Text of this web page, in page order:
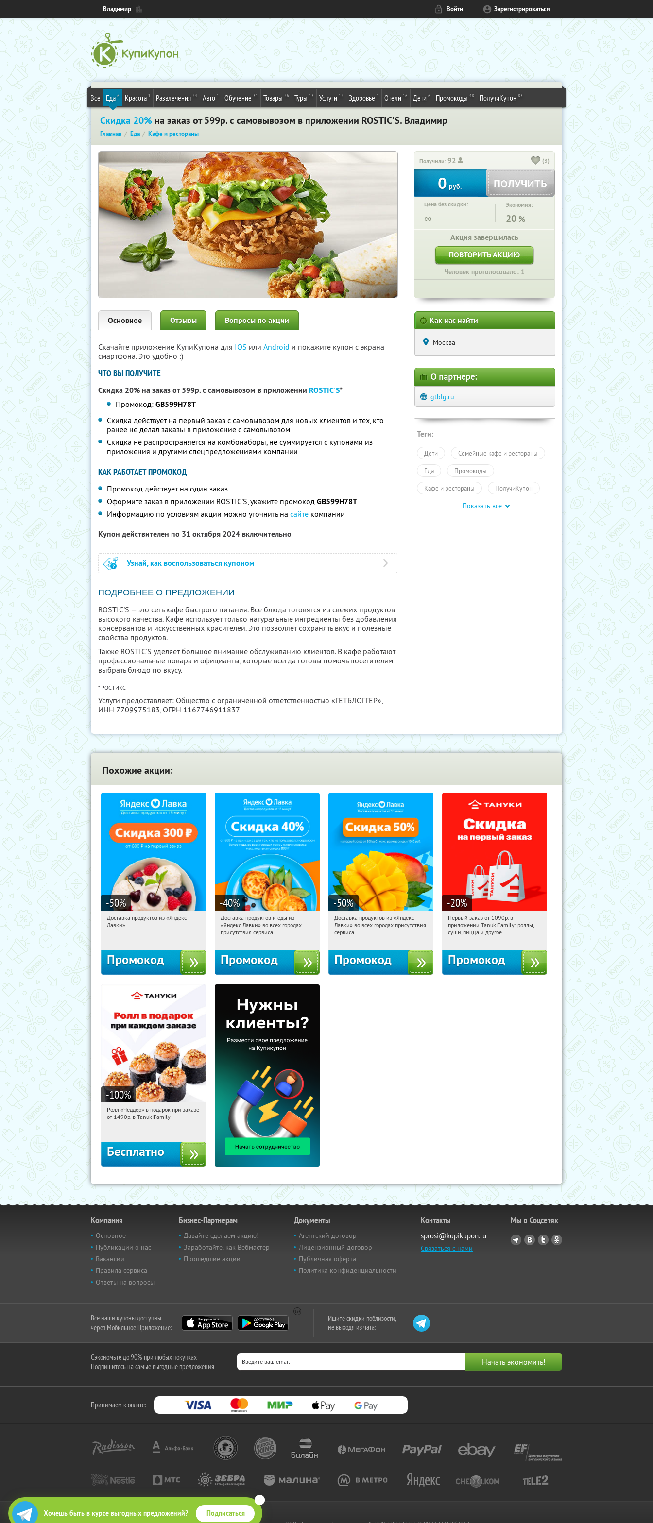
Хочешь быть в курсе выгодных предложений? Подписаться
Владимир Войти Зарегистрироваться
Все Еда 6 Красота 1 Развлечения 24 Авто 1 Обучение 31 Товары 26 Туры 13 Услуги 12 Здоровье 1 Отели 16 Дети 6 Промокоды 48 ПолучиКупон 83
Скидка 20% на заказ от 599р. с самовывозом в приложении ROSTIC'S. Владимир
Главная Еда Кафе и рестораны
Получили:92 (3)
0 руб. ПОЛУЧИТЬ
Цена без скидки:
∞
Экономия:
20 %
Акция завершилась
ПОВТОРИТЬ АКЦИЮ
Человек проголосовало: 1
Основное Отзывы Вопросы по акции
Скачайте приложение КупиКупона для IOS или Android и покажите купон с экрана
смартфона. Это удобно :)
ЧТО ВЫ ПОЛУЧИТЕ
Скидка 20% на заказ от 599р. с самовывозом в приложении ROSTIC'S*
Промокод:GB599H78T
Скидка действует на первый заказ с самовывозом для новых клиентов и тех, кто
ранее не делал заказы в приложение с самовывозом
Скидка не распространяется на комбонаборы, не суммируется с купонами из
приложения и другими спецпредложениями компании
КАК РАБОТАЕТ ПРОМОКОД
Промокод действует на один заказ
Оформите заказ в приложении ROSTIC'S, укажите промокод GB599H78T
Информацию по условиям акции можно уточнить на сайте компании
Купон действителен по 31 октября 2024 включительно
Узнай, как воспользоваться купоном
ПОДРОБНЕЕ О ПРЕДЛОЖЕНИИ
ROSTIC'S — это сеть кафе быстрого питания. Все блюда готовятся из свежих продуктов
высокого качества. Кафе использует только натуральные ингредиенты без добавления
консервантов и искусственных красителей. Это позволяет сохранять вкус и полезные
свойства продуктов.
Также ROSTIC'S уделяет большое внимание обслуживанию клиентов. В кафе работают
профессиональные повара и официанты, которые всегда готовы помочь посетителям
выбрать блюдо по вкусу.
* РОСТИКС
Услуги предоставляет: Общество с ограниченной ответственностью «ГЕТБЛОГГЕР»,
ИНН 7709975183, ОГРН 1167746911837
Как нас найти
Москва
О партнере:
gtblg.ru
Теги:
Дети Семейные кафе и рестораны
Еда Промокоды
Кафе и рестораны ПолучиКупон
Показать все
Похожие акции:
-50%
20:05:34 Получили:
Доставка продуктов из «Яндекс
Лавки»
Промокод
-40%
20:05:34 Получили:
Россия
Доставка продуктов и еды из
«Яндекс Лавки» во всех городах
присутствия сервиса
Промокод
-50%
20:05:34 Получили:
Россия
Доставка продуктов из «Яндекс
Лавки» во всех городах присутствия
сервиса
Промокод
-20%
20:05:34 Получили:
Россия
Первый заказ от 1090р. в
приложении TanukiFamily: роллы,
суши, пицца и другое
Промокод
-100%
20:05:34 Получили:108
Ролл «Чеддер» в подарок при заказе
от 1490р. в TanukiFamily
Бесплатно
Компания
Основное
Публикации о нас
Вакансии
Правила сервиса
Ответы на вопросы
Бизнес-Партнёрам
Давайте сделаем акцию!
Заработайте, как Вебмастер
Прошедшие акции
Документы
Агентский договор
Лицензионный договор
Публичная оферта
Политика конфиденциальности
Контакты
sprosi@kupikupon.ru
Связаться с нами
Мы в Соцсетях
Все наши купоны доступны
через Мобильное Приложение:
Ищите скидки поблизости,
не выходя из чата:
Сэкономьте до 90% при любых покупках
Подпишитесь на самые выгодные предложения
Принимаем к оплате:
2010-2026 © КупиКупон. Все права защищены.